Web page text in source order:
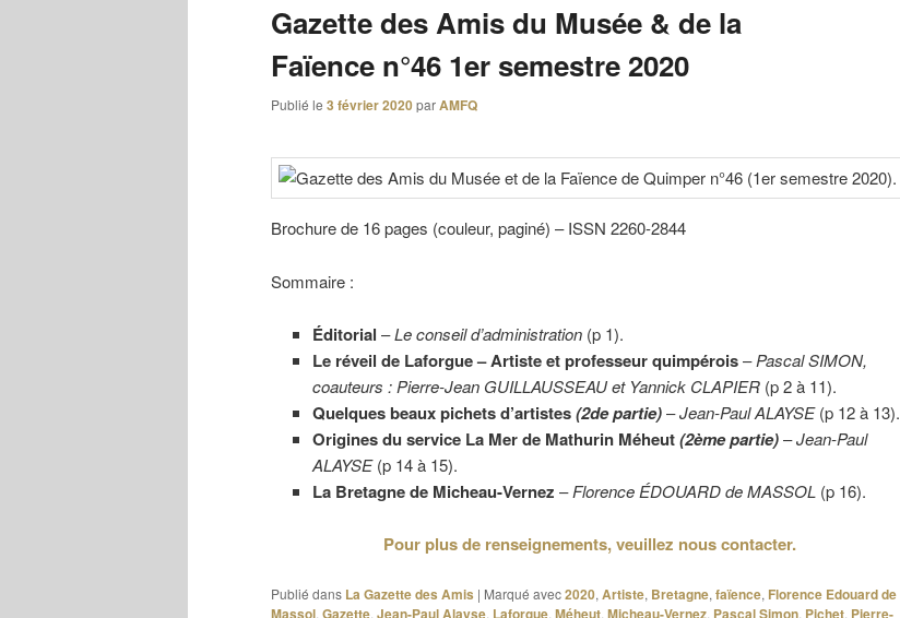
Gazette des Amis du Musée & de la
Faïence n°46 1er semestre 2020
Publié le 3 février 2020parAMFQ
Brochure de 16 pages (couleur, paginé) – ISSN 2260-2844
Sommaire :
Éditorial –Le conseil d’administration (p 1).
Le réveil de Laforgue – Artiste et professeur quimpérois–Pascal SIMON,
coauteurs : Pierre-Jean GUILLAUSSEAU et Yannick CLAPIER(p 2 à 11).
Quelques beaux pichets d’artistes(2de partie) –Jean-Paul ALAYSE(p 12 à 13).
Origines du service La Mer de Mathurin Méheut (2ème partie)–Jean-Paul
ALAYSE(p 14 à 15).
La Bretagne de Micheau-Vernez –Florence ÉDOUARD de MASSOL (p 16).
Pour plus de renseignements, veuillez nous contacter.
Publié dans La Gazette des Amis | Marqué avec2020, Artiste, Bretagne, faïence, Florence Edouard de
Massol, Gazette, Jean-Paul Alayse, Laforgue, Méheut, Micheau-Vernez, Pascal Simon, Pichet, Pierre-